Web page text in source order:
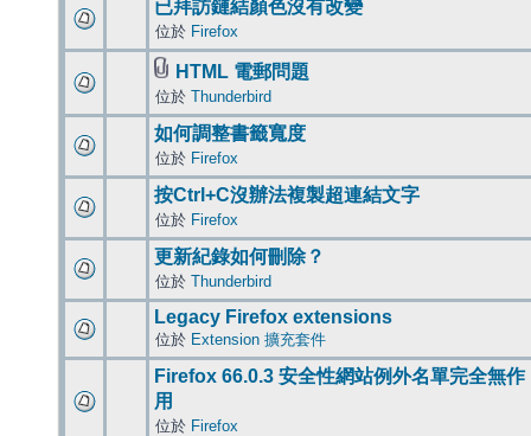
已拜訪鏈結顏色沒有改變
位於 Firefox
HTML 電郵問題
位於 Thunderbird
如何調整書籤寬度
位於 Firefox
按Ctrl+C沒辦法複製超連結文字
位於 Firefox
更新紀錄如何刪除？
位於 Thunderbird
Legacy Firefox extensions
位於 Extension 擴充套件
Firefox 66.0.3 安全性網站例外名單完全無作
用
位於 Firefox